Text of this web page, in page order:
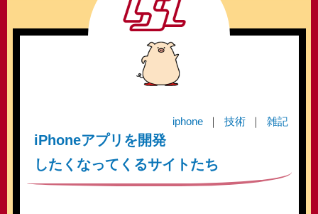
iphone 技術 雑記
iPhoneアプリを開発
したくなってくるサイトたち